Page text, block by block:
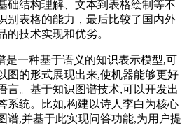
础结构理解、文本到表格绘制等不
别表格的能力，最后比较了国内外
的技术实现和优劣。
是一种基于语义的知识表示模型,可
图的形式展现出来,使机器能够更好
言。基于知识图谱技术,可以开发出
系统。比如,构建以诗人李白为核心
谱,并基于此实现问答功能,为用户提